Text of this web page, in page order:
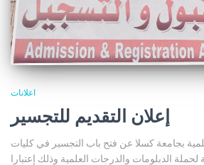
اعلانات
إعلان التقديم للتجسير
بجامعة كسلا عن فتح باب التجسير في كليات
لحملة الدبلومات والدرجات العلمية وذلك إعتبارا